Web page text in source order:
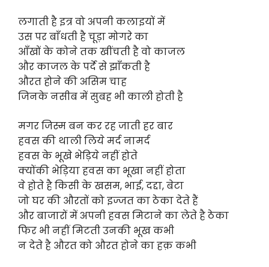
लगाती है इत्र वो अपनी कलाइयों में
उस पर बाँधती है चूड़ा मोगरे का
आँखों के कोने तक खींचती है वो काजल
और काजल के पर्दे से झाँकती है
औरत होने की असिम चाह
जिनके नसीब में सुबह भी काली होती है
मगर जिस्म बन कर रह जाती हर बार
हवस की थाली लिये मर्द नामर्द
हवस के भूखे भेड़िये नहीं होते
क्योंकी भेड़िया हवस का भूखा नहीं होता
वे होते है किसी के खसम, भाई, दद्दा, बेटा
जो घर की औरतों को इज्जत का ठेका देते हैं
और बाजारों में अपनी हवस मिटाने का लेते है ठेका
फिर भी नहीं मिटती उनकी भूख कभी
न देते है औरत को औरत होने का हक़ कभी